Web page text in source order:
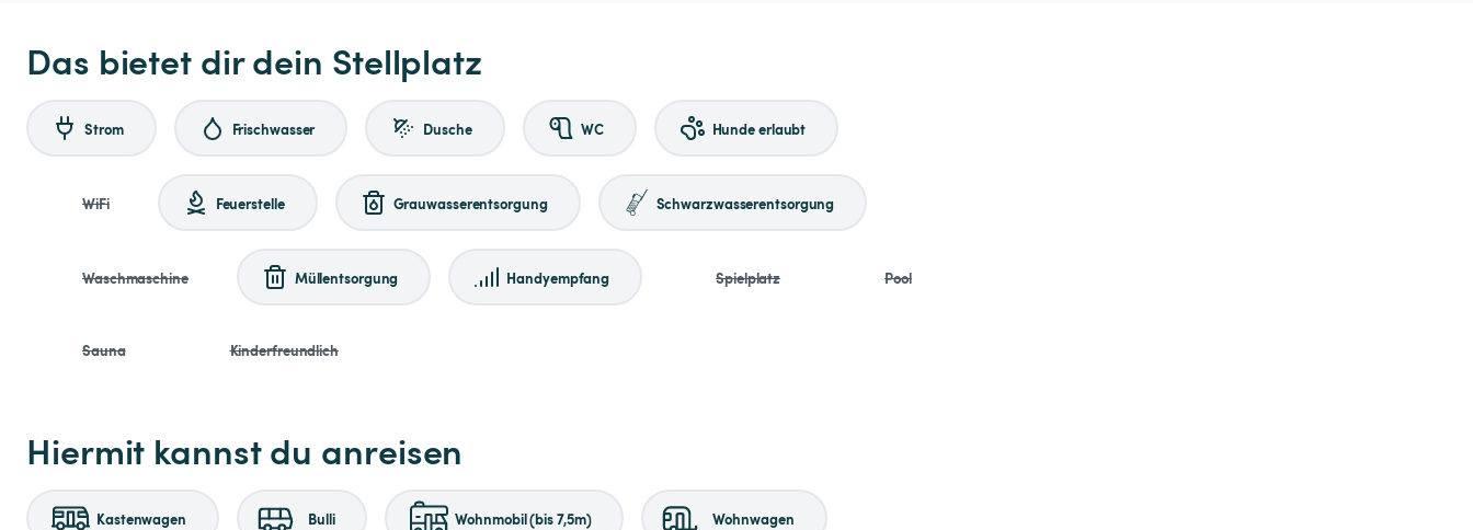
Das bietet dir dein Stellplatz
Strom Frischwasser Dusche WC Hunde erlaubt
WiFi Feuerstelle Grauwasserentsorgung Schwarzwasserentsorgung
Waschmaschine Müllentsorgung Handyempfang Spielplatz Pool
Sauna Kinderfreundlich
Hiermit kannst du anreisen
Kastenwagen Bulli Wohnmobil (bis 7,5m) Wohnwagen